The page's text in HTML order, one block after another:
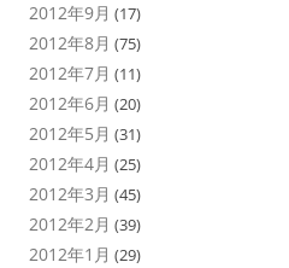
2012年9月 (17)
2012年8月 (75)
2012年7月 (11)
2012年6月 (20)
2012年5月 (31)
2012年4月 (25)
2012年3月 (45)
2012年2月 (39)
2012年1月 (29)